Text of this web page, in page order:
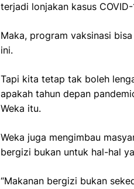
terjadi lonjakan kasus COVID-
Maka, program vaksinasi
ini.
Tapi kita tetap tak boleh
apakah tahun depan
Weka itu.
Weka juga mengimbau
bergizi bukan untuk hal-hal
“Makanan bergizi bukan